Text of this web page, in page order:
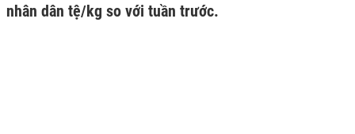
nhân dân tệ/kg so với tuần trước.